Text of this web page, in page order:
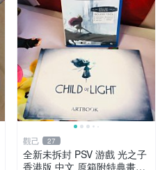
觀己 27
全新未拆封 PSV 游戲 光之子
香港版 中文 原箱附特典畫冊